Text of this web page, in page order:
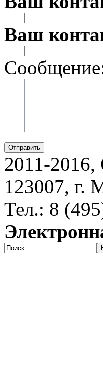
Ваш
Отправить
2011-
123007, г.
Тел.: 8